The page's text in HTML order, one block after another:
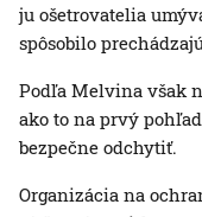
ju ošetrovatelia
spôsobilo
Podľa Melvina však
ako to na prvý
bezpečne odchytiť.
Organizácia na